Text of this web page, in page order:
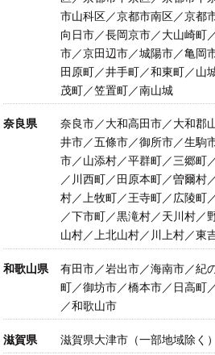
市山科区／京都市南区／京都
向日市／長岡京市／大山崎町
市／京田辺市／城陽市／亀岡
田原町／井手町／和東町／山
茂町／笠置町／南山城
奈良県
奈良市／大和高田市／大和郡
井市／五條市／御所市／生駒
市／山添村／平群町／三郷町
／川西町／田原本町／曽爾村
村／上牧町／王寺町／広陵町
／下市町／黒滝村／天川村／
山村／上北山村／川上村／東
和歌山県
有田市／岩出市／海南市／紀
町／御坊市／橋本市／日高町
／和歌山市
滋賀県 滋賀県大津市（一部地域除く